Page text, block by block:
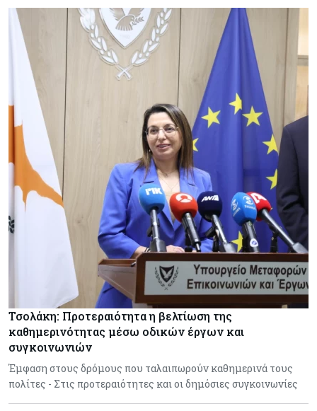
Τσολάκη: Προτεραιότητα η βελτίωση της
καθημερινότητας μέσω οδικών έργων και
συγκοινωνιών
Έμφαση στους δρόμους που ταλαιπωρούν καθημερινά τους
πολίτες - Στις προτεραιότητες και οι δημόσιες συγκοινωνίες